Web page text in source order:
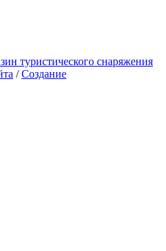
туристического снаряжения
/Создание